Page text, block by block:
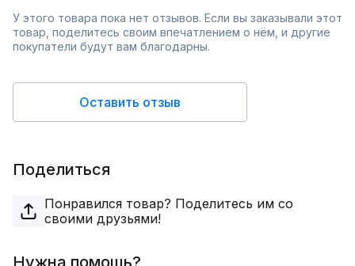
У этого товара пока нет отзывов. Если вы заказывали этот
товар, поделитесь своим впечатлением о нём, и другие
покупатели будут вам благодарны.
Оставить отзыв
Поделиться
Понравился товар? Поделитесь им со
своими друзьями!
Нужна помощь?